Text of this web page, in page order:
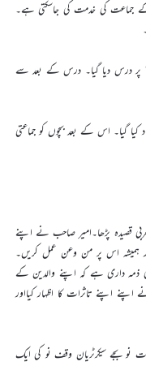
جماعت کی خدمت کی جاسکتی ہے۔
پر درس دیا گیا۔ درس کے بعد سے
کیا گیا۔ اس کے بعد بچوں کو جماعتی
قصیدہ پڑھا۔امیر صاحب نے اپنے
ہمیشہ اس پر من وعن عمل کریں۔
کی ذمہ داری ہے کہ اپنے والدین کے
اپنے تاثرات کا اظہار کیااور
نو بجے سیکرٹریان وقف نو کی ایک